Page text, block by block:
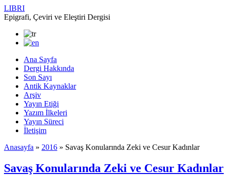
LIBRI
Epigrafi, Çeviri ve Eleştiri Dergisi
Ana Sayfa
Dergi Hakkında
Son Sayı
Antik Kaynaklar
Arşiv
Yayın Etiği
Yazım İlkeleri
Yayın Süreci
İletişim
Anasayfa » 2016 » Savaş Konularında Zeki ve Cesur Kadınlar
Savaş Konularında Zeki ve Cesur Kadınlar